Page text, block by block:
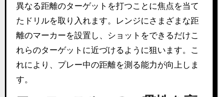
異なる距離のターゲットを打つことに焦点を当て
たドリルを取り入れます。レンジにさまざまな距
離のマーカーを設置し、ショットをできるだけこ
れらのターゲットに近づけるように狙います。こ
れにより、プレー中の距離を測る能力が向上しま
す。